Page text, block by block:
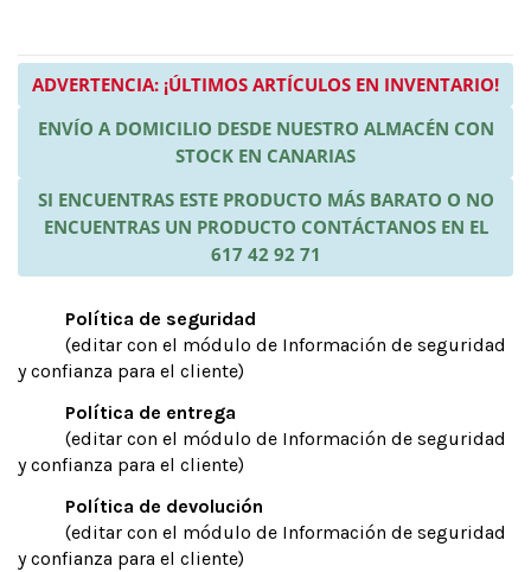
ADVERTENCIA: ¡ÚLTIMOS ARTÍCULOS EN INVENTARIO!
ENVÍO A DOMICILIO DESDE NUESTRO ALMACÉN CON
STOCK EN CANARIAS
SI ENCUENTRAS ESTE PRODUCTO MÁS BARATO O NO
ENCUENTRAS UN PRODUCTO CONTÁCTANOS EN EL
617 42 92 71
Política de seguridad
(editar con el módulo de Información de seguridad
y confianza para el cliente)
Política de entrega
(editar con el módulo de Información de seguridad
y confianza para el cliente)
Política de devolución
(editar con el módulo de Información de seguridad
y confianza para el cliente)